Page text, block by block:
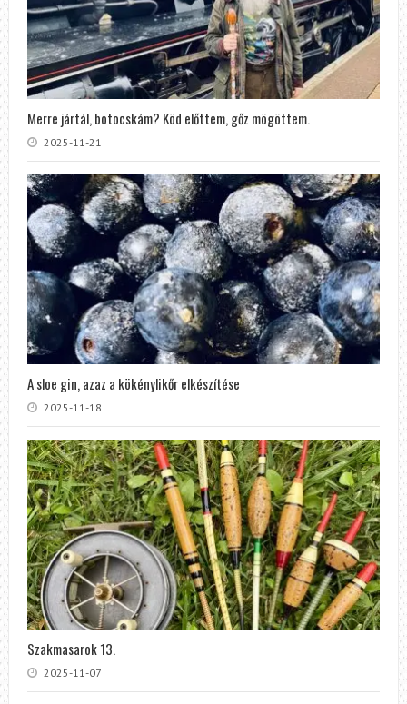
Merre jártál, botocskám? Köd előttem, gőz mögöttem.
2025-11-21
A sloe gin, azaz a kökénylikőr elkészítése
2025-11-18
Szakmasarok 13.
2025-11-07